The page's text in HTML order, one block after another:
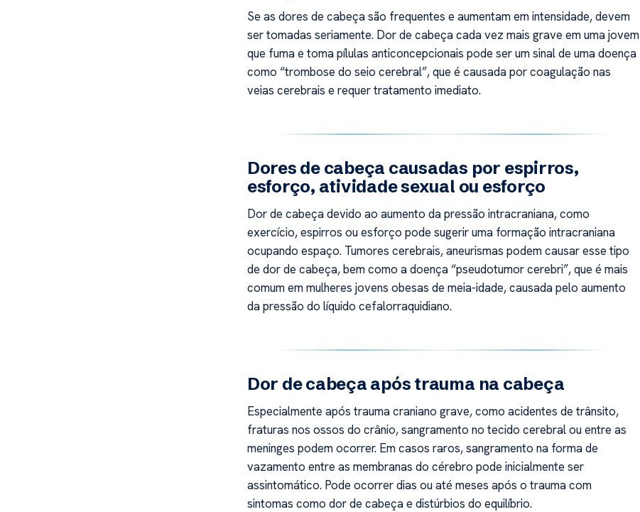
Se as dores de cabeça são frequentes e aumentam em intensidade, devem
ser tomadas seriamente. Dor de cabeça cada vez mais grave em uma jovem
que fuma e toma pílulas anticoncepcionais pode ser um sinal de uma doença
como “trombose do seio cerebral”, que é causada por coagulação nas
veias cerebrais e requer tratamento imediato.
Dores de cabeça causadas por espirros,
esforço, atividade sexual ou esforço
Dor de cabeça devido ao aumento da pressão intracraniana, como
exercício, espirros ou esforço pode sugerir uma formação intracraniana
ocupando espaço. Tumores cerebrais, aneurismas podem causar esse tipo
de dor de cabeça, bem como a doença “pseudotumor cerebri”, que é mais
comum em mulheres jovens obesas de meia-idade, causada pelo aumento
da pressão do líquido cefalorraquidiano.
Dor de cabeça após trauma na cabeça
Especialmente após trauma craniano grave, como acidentes de trânsito,
fraturas nos ossos do crânio, sangramento no tecido cerebral ou entre as
meninges podem ocorrer. Em casos raros, sangramento na forma de
vazamento entre as membranas do cérebro pode inicialmente ser
assintomático. Pode ocorrer dias ou até meses após o trauma com
sintomas como dor de cabeça e distúrbios do equilíbrio.